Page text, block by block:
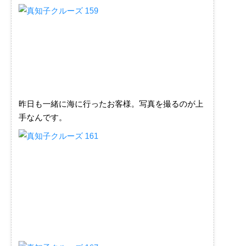
昨日も一緒に海に行ったお客様。写真を撮るのが上
手なんです。